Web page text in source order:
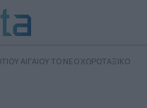
ΑΙΓΑΙΟΥ ΤΟ ΝΕΟ ΧΩΡΟΤΑΞΙΚΟ